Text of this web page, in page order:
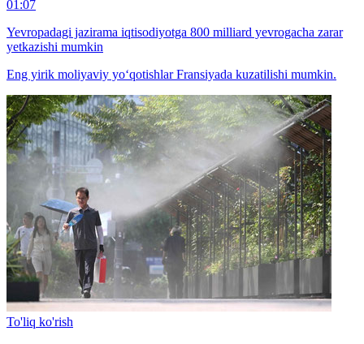
01:07
Yevropadagi jazirama iqtisodiyotga 800 milliard yevrogacha zarar
yetkazishi mumkin
Eng yirik moliyaviy yo‘qotishlar Fransiyada kuzatilishi mumkin.
To'liq ko'rish